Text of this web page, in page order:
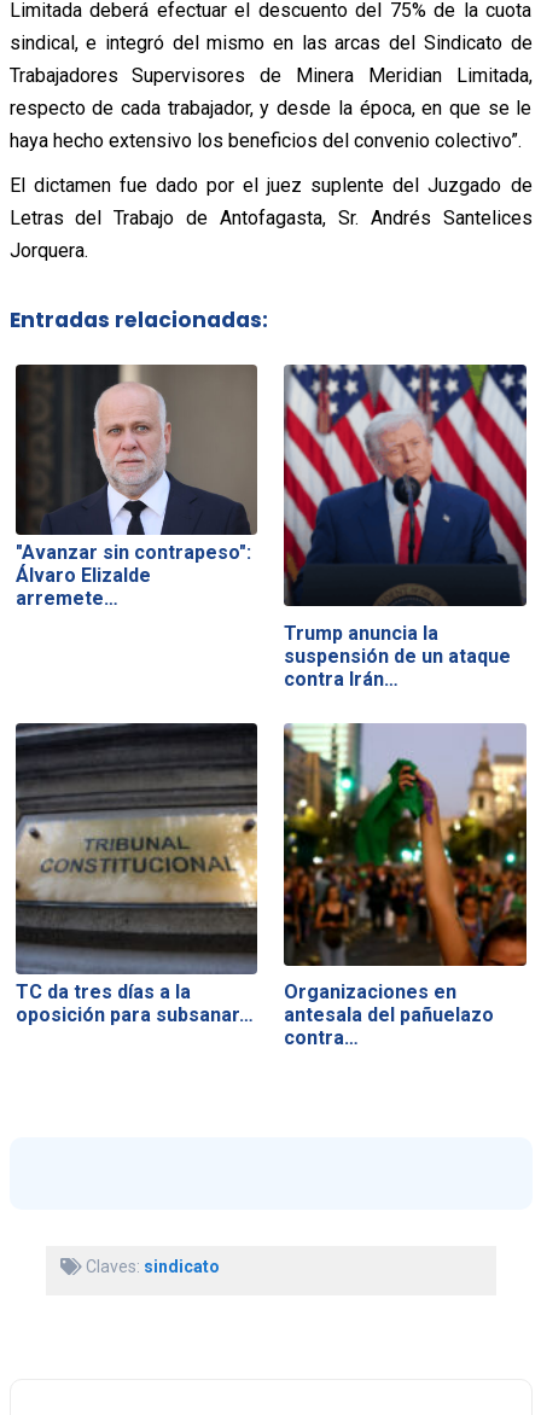
Limitada deberá efectuar el descuento del 75% de la cuota
sindical, e integró del mismo en las arcas del Sindicato de
Trabajadores Supervisores de Minera Meridian Limitada,
respecto de cada trabajador, y desde la época, en que se le
haya hecho extensivo los beneficios del convenio colectivo”.
El dictamen fue dado por el juez suplente del Juzgado de
Letras del Trabajo de Antofagasta, Sr. Andrés Santelices
Jorquera.
Entradas relacionadas:
"Avanzar sin contrapeso":
Álvaro Elizalde
arremete…
Trump anuncia la
suspensión de un ataque
contra Irán…
TC da tres días a la
oposición para subsanar…
Organizaciones en
antesala del pañuelazo
contra…
Claves: sindicato